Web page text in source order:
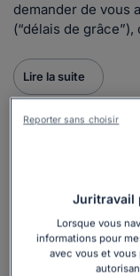
demander de vous
(“délais de
Lire la suite
modèle
plusieurs
d'aide et
actionner
Juritravail
Lorsque vous
informations pour
avec vous et
Reporter sans choisir